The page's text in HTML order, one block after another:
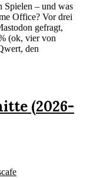
Spielen – und was
Office? Vor drei
gefragt,
(ok, vier von
den
(2026-